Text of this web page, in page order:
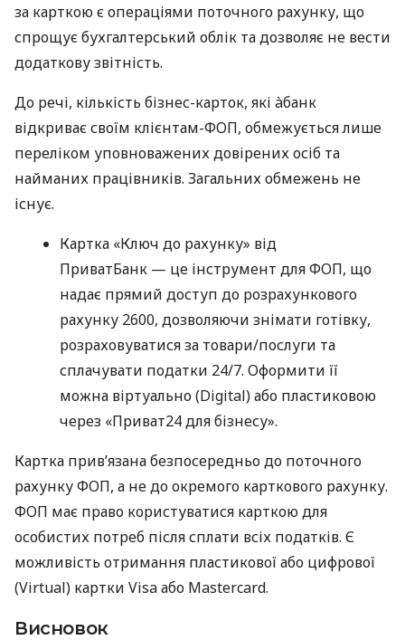
за карткою є операціями поточного рахунку, що
спрощує бухгалтерський облік та дозволяє не вести
додаткову звітність.
До речі, кількість бізнес-карток, які àбанк
відкриває своїм клієнтам-ФОП, обмежується лише
переліком уповноважених довірених осіб та
найманих працівників. Загальних обмежень не
існує.
Картка «Ключ до рахунку» від
ПриватБанк — це інструмент для ФОП, що
надає прямий доступ до розрахункового
рахунку 2600, дозволяючи знімати готівку,
розраховуватися за товари/послуги та
сплачувати податки 24/7. Оформити її
можна віртуально (Digital) або пластиковою
через «Приват24 для бізнесу».
Картка прив’язана безпосередньо до поточного
рахунку ФОП, а не до окремого карткового рахунку.
ФОП має право користуватися карткою для
особистих потреб після сплати всіх податків. Є
можливість отримання пластикової або цифрової
(Virtual) картки Visa або Mastercard.
Висновок